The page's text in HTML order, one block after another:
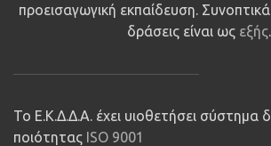
προεισαγωγική εκπαίδευση. Συνοπτικά
δράσεις είναι ως εξής
Το Ε.Κ.Δ.Δ.Α. έχει υιοθετήσει σύστημα
ποιότητας ISO 9001